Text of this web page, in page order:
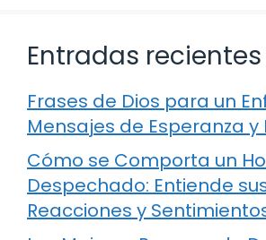
Entradas recientes
Frases de Dios para un
Mensajes de Esperanza y
Cómo se Comporta un
Despechado: Entiende
Reacciones y